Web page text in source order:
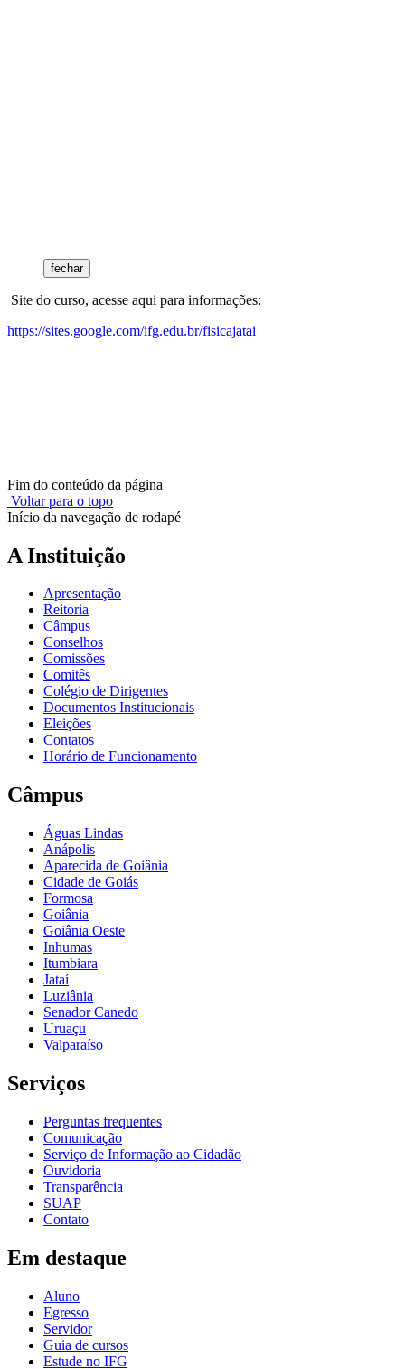
fechar
Site do curso, acesse aqui para informações:
https://sites.google.com/ifg.edu.br/fisicajatai
Fim do conteúdo da página
Voltar para o topo
Início da navegação de rodapé
A Instituição
Apresentação
Reitoria
Câmpus
Conselhos
Comissões
Comitês
Colégio de Dirigentes
Documentos Institucionais
Eleições
Contatos
Horário de Funcionamento
Câmpus
Águas Lindas
Anápolis
Aparecida de Goiânia
Cidade de Goiás
Formosa
Goiânia
Goiânia Oeste
Inhumas
Itumbiara
Jataí
Luziânia
Senador Canedo
Uruaçu
Valparaíso
Serviços
Perguntas frequentes
Comunicação
Serviço de Informação ao Cidadão
Ouvidoria
Transparência
SUAP
Contato
Em destaque
Aluno
Egresso
Servidor
Guia de cursos
Estude no IFG